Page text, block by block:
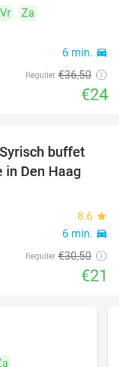
Vr
Za
6 min. directions_car
Regulier €36,50
€24
31%
buffet
in Den Haag
8.6 star
6 min. directions_car
Regulier €30,50
€21